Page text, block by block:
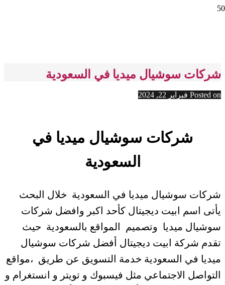
شركات سوشيال ميديا في السعودية
Posted on فبراير 22, 2024
شركات سوشيال ميديا في
السعودية
شركات سوشيال ميديا في السعودية خلال البحث
يأتى اسم ابيت ديجيتال كأحد اكبر وافضل شركات
سوشيال ميديا وتصميم المواقع بالسعودية حيث
تقدم شركة ابيت ديجيتال أفضل شركات سوشيال
ميديا في السعودية خدمة التسويق عن طريق ،مواقع
التواصل الاجتماعي مثل فيسبوك و تويتر و انستغرام و